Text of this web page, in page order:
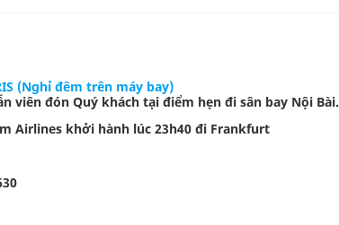
(Nghỉ đêm trên máy bay)
viên đón Quý khách tại điểm hẹn đi sân bay Nội Bài.
Airlines khởi hành lúc 23h40 đi Frankfurt